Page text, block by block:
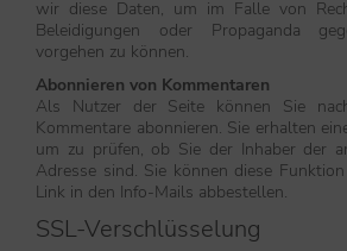
wir diese Daten, um im Falle von
Beleidigungen oder Propaganda
vorgehen zu können.
Abonnieren von Kommentaren
Als Nutzer der Seite können Sie
Kommentare abonnieren. Sie erhalten
um zu prüfen, ob Sie der Inhaber der
Adresse sind. Sie können diese
Link in den Info-Mails abbestellen.
SSL-Verschlüsselung